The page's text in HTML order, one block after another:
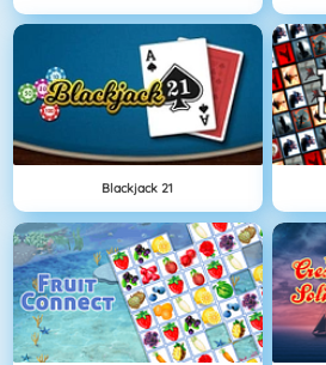
Blackjack 21